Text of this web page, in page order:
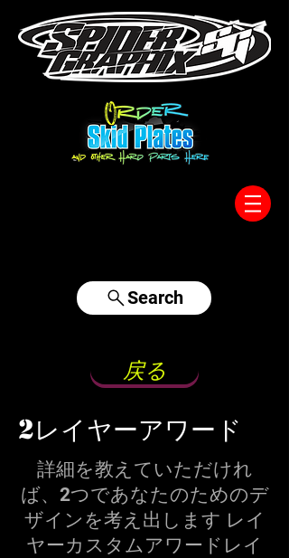
Search
戻る
2レイヤーアワード
詳細を教えていただけれ
ば、2つであなたのためのデ
ザインを考え出します レイ
ヤーカスタムアワードレイ